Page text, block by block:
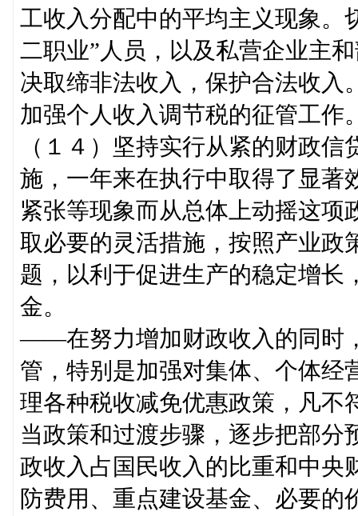
工收入分配中的平均主义现象。
二职业”人员，以及私营企业主
决取缔非法收入，保护合法收入
加强个人收入调节税的征管工作
（１４）坚持实行从紧的财政
施，一年来在执行中取得了显著
紧张等现象而从总体上动摇这项
取必要的灵活措施，按照产业政
题，以利于促进生产的稳定增长
金。
——在努力增加财政收入的同时
管，特别是加强对集体、个体经
理各种税收减免优惠政策，凡不
当政策和过渡步骤，逐步把部分
政收入占国民收入的比重和中央
防费用、重点建设基金、必要